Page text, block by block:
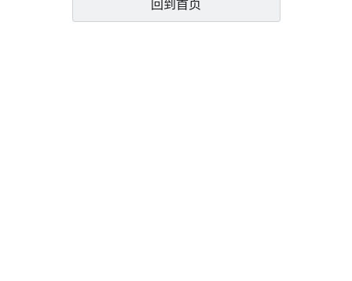
回到首页